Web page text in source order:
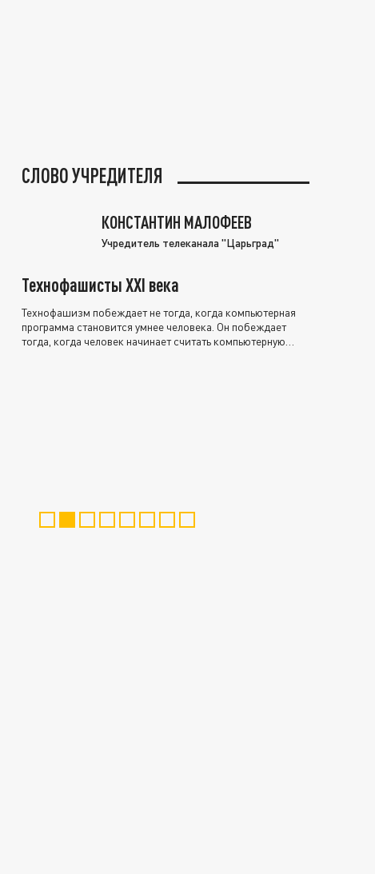
СЛОВО УЧРЕДИТЕЛЯ
КОНСТАНТИН МАЛОФЕЕВ
Учредитель телеканала "Царьград"
Технофашисты XXI века
Технофашизм побеждает не тогда, когда компьютерная
программа становится умнее человека. Он побеждает
тогда, когда человек начинает считать компьютерную